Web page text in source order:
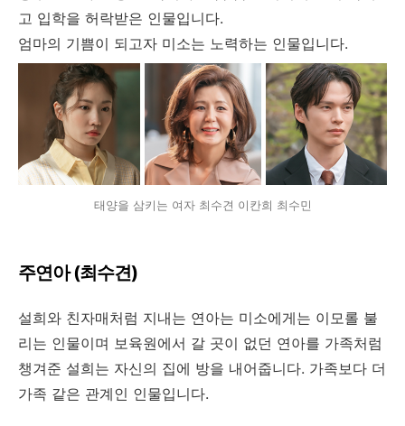
고 입학을 허락받은 인물입니다.
엄마의 기쁨이 되고자 미소는 노력하는 인물입니다.
태양을 삼키는 여자 최수견 이칸희 최수민
주연아 (최수견)
설희와 친자매처럼 지내는 연아는 미소에게는 이모롤 불
리는 인물이며 보육원에서 갈 곳이 없던 연아를 가족처럼
챙겨준 설희는 자신의 집에 방을 내어줍니다. 가족보다 더
가족 같은 관계인 인물입니다.